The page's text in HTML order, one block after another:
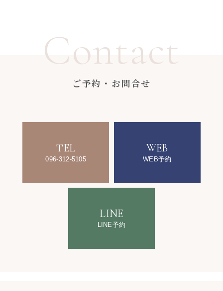
Contact
ご予約・お問合せ
TEL
096-312-5105
WEB
WEB予約
LINE
LINE予約